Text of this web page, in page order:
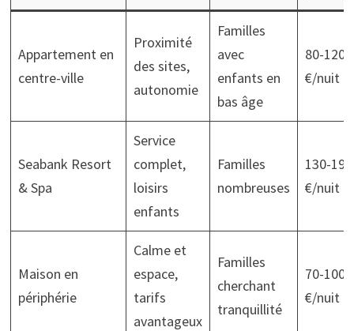
Appartement en
centre-ville
Proximité
des sites,
autonomie
Familles
avec
enfants en
bas âge
80-120
€/nuit
Seabank Resort
& Spa
Service
complet,
loisirs
enfants
Familles
nombreuses
130-190
€/nuit
Maison en
périphérie
Calme et
espace,
tarifs
avantageux
Familles
cherchant
tranquillité
70-100
€/nuit